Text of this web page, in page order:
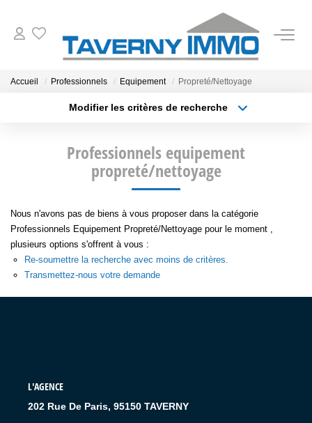
ESTIMATION
OUTILS
CONTACT
Accueil Professionnels Equipement Propreté/Nettoyage
Modifier les critères de recherche
Type de bien
Surface min
Créer une alerte
Professionnels equipement
propreté/nettoyage
Nous n'avons pas de biens à vous proposer dans la catégorie
Professionnels Equipement Propreté/Nettoyage pour le moment ,
plusieurs options s'offrent à vous :
Re-soumettre la recherche avec moins de critères.
Transmettez-nous votre demande
L'AGENCE
202 Rue De Paris, 95150 TAVERNY